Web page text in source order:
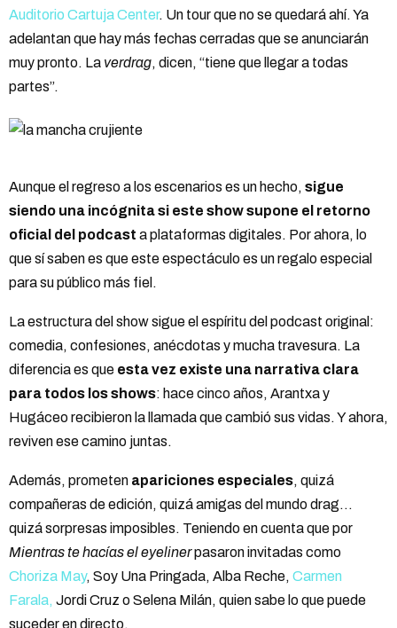
Auditorio Cartuja Center. Un tour que no se quedará ahí. Ya
adelantan que hay más fechas cerradas que se anunciarán
muy pronto. La verdrag, dicen, “tiene que llegar a todas
partes”.
Aunque el regreso a los escenarios es un hecho, sigue
siendo una incógnita si este show supone el retorno
oficial del podcast a plataformas digitales. Por ahora, lo
que sí saben es que este espectáculo es un regalo especial
para su público más fiel.
La estructura del show sigue el espíritu del podcast original:
comedia, confesiones, anécdotas y mucha travesura. La
diferencia es que esta vez existe una narrativa clara
para todos los shows: hace cinco años, Arantxa y
Hugáceo recibieron la llamada que cambió sus vidas. Y ahora,
reviven ese camino juntas.
Además, prometen apariciones especiales, quizá
compañeras de edición, quizá amigas del mundo drag…
quizá sorpresas imposibles. Teniendo en cuenta que por
Mientras te hacías el eyelinerpasaron invitadas como
Choriza May, Soy Una Pringada, Alba Reche, Carmen
Farala, Jordi Cruz o Selena Milán, quien sabe lo que puede
suceder en directo.